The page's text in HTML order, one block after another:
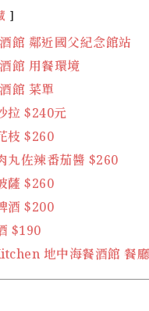
館 鄰近國父紀念館站
館 用餐環境
館 菜單
拉 $240元
枝 $260
丸佐辣番茄醬 $260
薩 $260
酒 $200
$190
地中海餐酒館 餐